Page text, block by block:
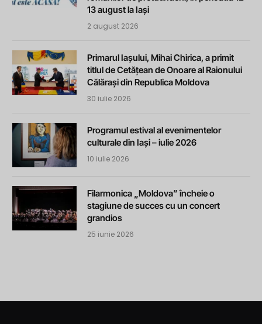
13 august la Iași
2 august 2026
Primarul Iașului, Mihai Chirica, a primit
titlul de Cetățean de Onoare al Raionului
Călărași din Republica Moldova
30 iulie 2026
Programul estival al evenimentelor
culturale din Iași – iulie 2026
10 iulie 2026
Filarmonica „Moldova” încheie o
stagiune de succes cu un concert
grandios
25 iunie 2026